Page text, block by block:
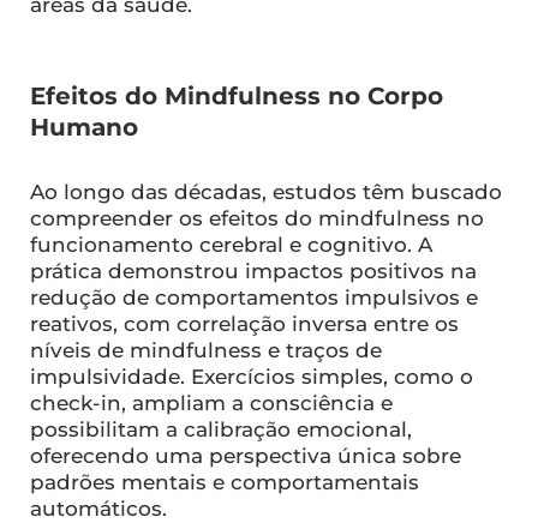
Efeitos do Mindfulness no Corpo
Humano
Ao longo das décadas, estudos têm buscado
compreender os efeitos do mindfulness no
funcionamento cerebral e cognitivo. A
prática demonstrou impactos positivos na
redução de comportamentos impulsivos e
reativos, com correlação inversa entre os
níveis de mindfulness e traços de
impulsividade. Exercícios simples, como o
check-in, ampliam a consciência e
possibilitam a calibração emocional,
oferecendo uma perspectiva única sobre
padrões mentais e comportamentais
automáticos.